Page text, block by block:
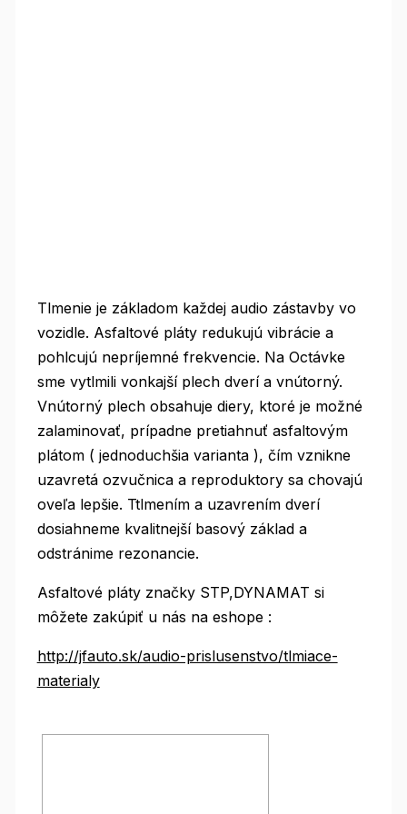
Tlmenie je základom každej audio zástavby vo
vozidle. Asfaltové pláty redukujú vibrácie a
pohlcujú nepríjemné frekvencie. Na Octávke
sme vytlmili vonkajší plech dverí a vnútorný.
Vnútorný plech obsahuje diery, ktoré je možné
zalaminovať, prípadne pretiahnuť asfaltovým
plátom ( jednoduchšia varianta ), čím vznikne
uzavretá ozvučnica a reproduktory sa chovajú
oveľa lepšie. Ttlmením a uzavrením dverí
dosiahneme kvalitnejší basový základ a
odstránime rezonancie.
Asfaltové pláty značky STP,DYNAMAT si
môžete zakúpiť u nás na eshope :
http://jfauto.sk/audio-prislusenstvo/tlmiace-
materialy